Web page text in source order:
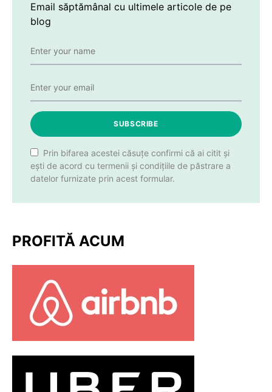
Email săptămânal cu ultimele articole de pe
blog
SUBSCRIBE
Prin bifarea acestei căsuțe confirmi că ai citit și
ești de acord cu termenii și condițiile de păstrare a
datelor furnizate prin acest formular.
PROFITĂ ACUM